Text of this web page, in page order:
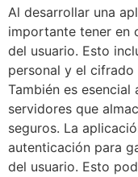
Al desarrollar una
importante tener en
del usuario. Esto
personal y el cifrado
También es
servidores que
seguros. La
autenticación para
del usuario. Esto